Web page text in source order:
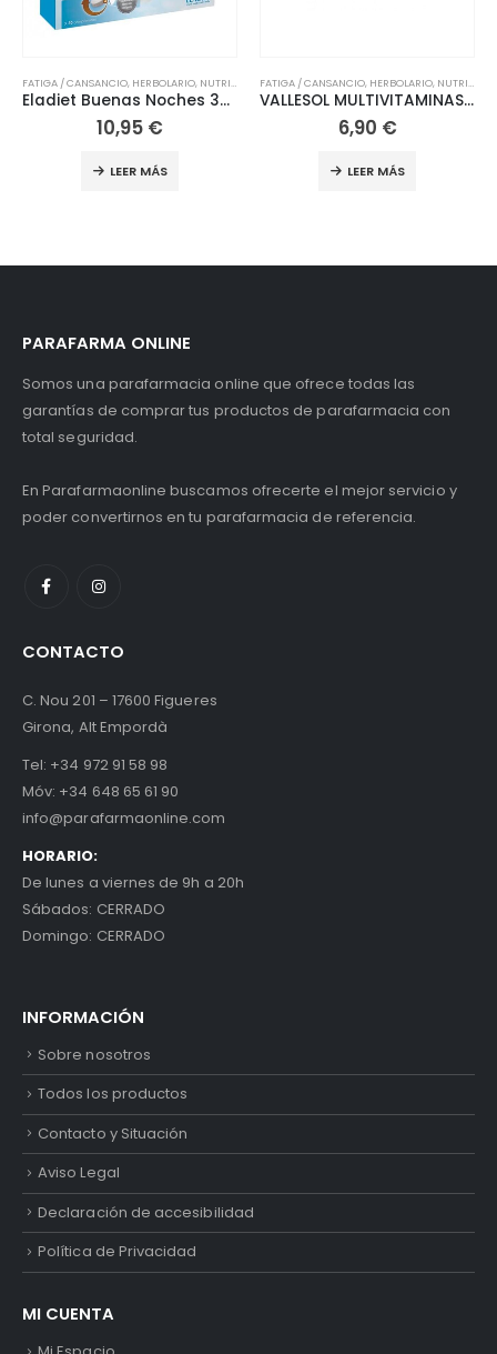
,VITAMINAS
FATIGA / CANSANCIO,HERBOLARIO,NUTRICIÓN ,VITAMINAS
6,90€
LEER MÁS
DEFENSAS,FATIGA / CANSANCIO,HERBOLARIO
Multicentrum Hombre 30 comprimidos
16,15€
LEER MÁS
PARAFARMA ONLINE
Somos una parafarmacia online que ofrece todas las
garantías de comprar tus productos de parafarmacia con
total seguridad.
En Parafarmaonline buscamos ofrecerte el mejor servicio y
poder convertirnos en tu parafarmacia de referencia.
CONTACTO
C. Nou 201 – 17600 Figueres
Girona, Alt Empordà
Tel: +34 972 91 58 98
Móv: +34 648 65 61 90
info@parafarmaonline.com
HORARIO:
De lunes a viernes de 9h a 20h
Sábados: CERRADO
Domingo: CERRADO
INFORMACIÓN
Sobre nosotros
Todos los productos
Contacto y Situación
Aviso Legal
Declaración de accesibilidad
Política de Privacidad
MI CUENTA